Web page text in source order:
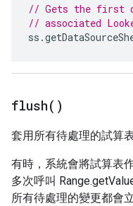
// Gets the first
// associated
ss .
flush( )
套用所有待處理的試算表
有時，系統會將試算表
多次呼叫
所有待處理的變更都會